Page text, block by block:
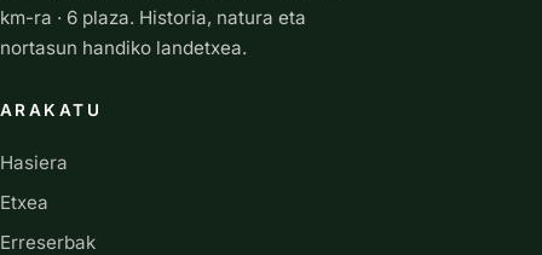
km-ra · 6 plaza. Historia, natura eta
nortasun handiko landetxea.
ARAKATU
Hasiera
Etxea
Erreserbak